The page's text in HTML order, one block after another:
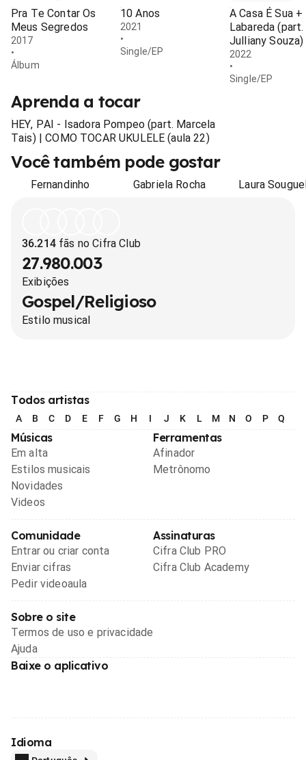
Pra Te Contar Os
Meus Segredos
2017
•
Álbum
10 Anos
2021
•
Single/EP
A Casa É Sua +
Labareda (part.
Julliany Souza)
2022
•
Single/EP
Aprenda a tocar
HEY, PAI - Isadora Pompeo (part. Marcela
Tais) | COMO TOCAR UKULELE (aula 22)
Você também pode gostar
Fernandinho Gabriela Rocha Laura
36.214fãs no Cifra Club
27.980.003
Exibições
Gospel/Religioso
Estilo musical
Todos artistas
A B C D E F G H I J K L M N O P Q
Músicas
Em alta
Estilos musicais
Novidades
Videos
Ferramentas
Afinador
Metrônomo
Comunidade
Entrar ou criar conta
Enviar cifras
Pedir videoaula
Assinaturas
Cifra Club PRO
Cifra Club Academy
Sobre o site
Termos de uso e privacidade
Ajuda
Baixe o aplicativo
Idioma